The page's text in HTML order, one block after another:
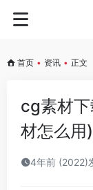
首页 • 资讯 • 正文
cg素材
材怎么用)
4年前 (2022)